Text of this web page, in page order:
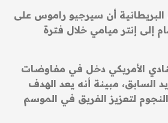
أن سيرجيو راموس على
إلى إنتر ميامي خلال فترة
الأمريكي دخل في مفاوضات
السابق، مبينة أنه يعد الهدف
لتعزيز الفريق في الموسم